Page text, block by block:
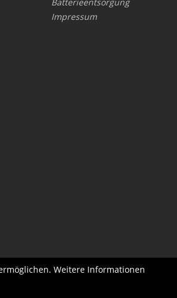
Impressum
Weitere Informationen